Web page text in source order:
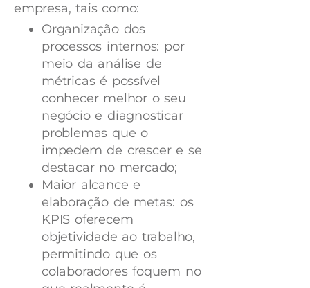
empresa, tais como:
Organização dos
processos internos: por
meio da análise de
métricas é possível
conhecer melhor o seu
negócio e diagnosticar
problemas que o
impedem de crescer e se
destacar no mercado;
Maior alcance e
elaboração de metas: os
KPIS oferecem
objetividade ao trabalho,
permitindo que os
colaboradores foquem no